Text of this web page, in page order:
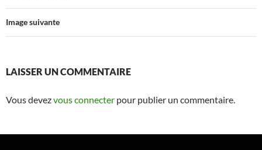
Image suivante
LAISSER UN COMMENTAIRE
Vous devezvous connecter pour publier un commentaire.